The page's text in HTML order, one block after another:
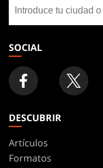
FOOTER
una
tienda
SOCIAL
DESCUBRIR
Artículos
Formatos